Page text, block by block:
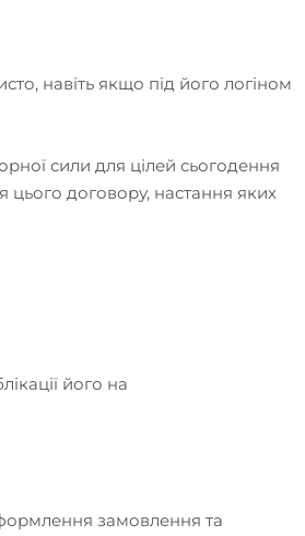
навіть якщо під його логіном
сили для цілей сьогодення
договору, настання яких
його на
замовлення та